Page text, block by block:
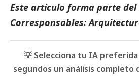
Este artículo forma parte del
Corresponsables:
💡 Selecciona tu IA
segundos un análisis completo